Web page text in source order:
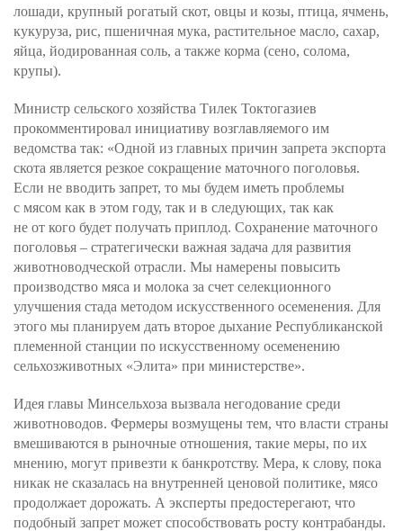
лошади, крупный рогатый скот, овцы и козы, птица, ячмень,
кукуруза, рис, пшеничная мука, растительное масло, сахар,
яйца, йодированная соль, а также корма (сено, солома,
крупы).
Министр сельского хозяйства Тилек Токтогазиев
прокомментировал инициативу возглавляемого им
ведомства так: «Одной из главных причин запрета экспорта
скота является резкое сокращение маточного поголовья.
Если не вводить запрет, то мы будем иметь проблемы
с мясом как в этом году, так и в следующих, так как
не от кого будет получать приплод. Сохранение маточного
поголовья – стратегически важная задача для развития
животноводческой отрасли. Мы намерены повысить
производство мяса и молока за счет селекционного
улучшения стада методом искусственного осеменения. Для
этого мы планируем дать второе дыхание Республиканской
племенной станции по искусственному осеменению
сельхозживотных «Элита» при министерстве».
Идея главы Минсельхоза вызвала негодование среди
животноводов. Фермеры возмущены тем, что власти страны
вмешиваются в рыночные отношения, такие меры, по их
мнению, могут привезти к банкротству. Мера, к слову, пока
никак не сказалась на внутренней ценовой политике, мясо
продолжает дорожать. А эксперты предостерегают, что
подобный запрет может способствовать росту контрабанды.